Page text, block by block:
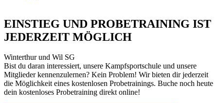
EINSTIEG UND PROBETRAINING IST
JEDERZEIT MÖGLICH
Winterthur und Wil SG
Bist du daran interessiert, unsere Kampfsportschule und unsere
Mitglieder kennenzulernen? Kein Problem! Wir bieten dir jederzeit
die Möglichkeit eines kostenlosen Probetrainings. Buche noch heute
dein kostenloses Probetraining direkt online!